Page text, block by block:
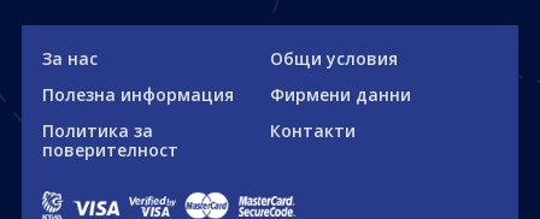
За нас
Общи условия
Полезна информация
Фирмени данни
Политика за
поверителност
Контакти